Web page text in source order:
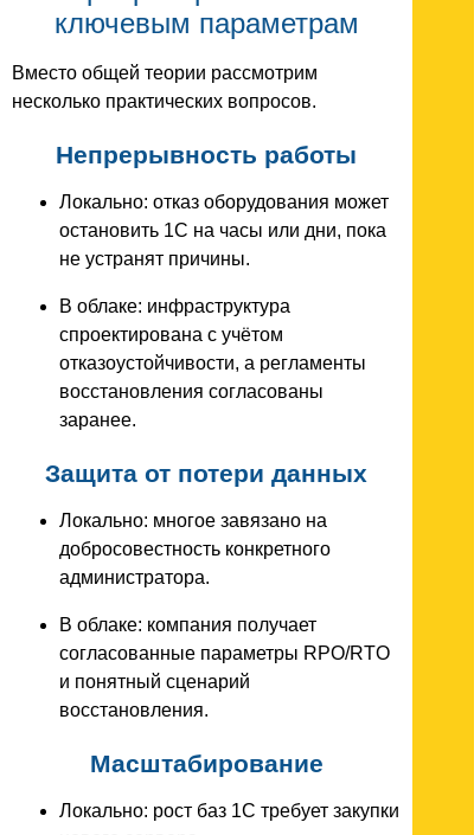
ключевым параметрам
Вместо общей теории рассмотрим
несколько практических вопросов.
Непрерывность работы
Локально: отказ оборудования может
остановить 1C на часы или дни, пока
не устранят причины.
В облаке: инфраструктура
спроектирована с учётом
отказоустойчивости, а регламенты
восстановления согласованы
заранее.
Защита от потери данных
Локально: многое завязано на
добросовестность конкретного
администратора.
В облаке: компания получает
согласованные параметры RPO/RTO
и понятный сценарий
восстановления.
Масштабирование
Локально: рост баз 1С требует закупки